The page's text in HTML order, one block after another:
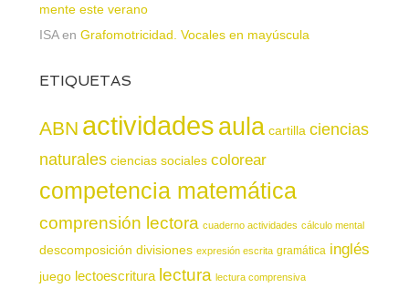
mente este verano
ISAen Grafomotricidad. Vocales en mayúscula
ETIQUETAS
ABN actividadesaula cartilla ciencias
naturales ciencias sociales colorear
competencia matemática
comprensión lectora cuaderno actividades cálculo mental
descomposición divisiones expresión escrita gramática inglés
juego lectoescritura lectura lectura comprensiva